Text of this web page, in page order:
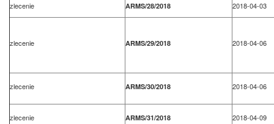
zlecenie
ARMS/28/2018 2018-04-03
zlecenie ARMS/29/2018 2018-04-06
zlecenie ARMS/30/2018 2018-04-06
zlecenie ARMS/31/2018 2018-04-09